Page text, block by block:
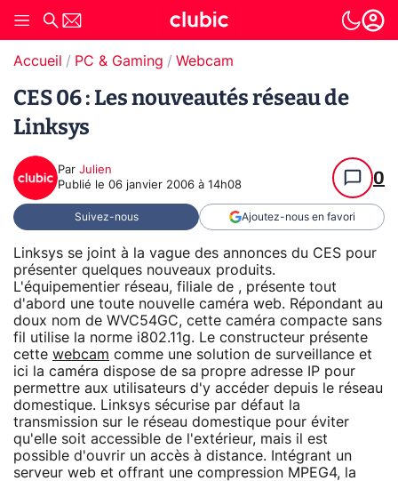
Accueil PC & Gaming Webcam
CES 06 : Les nouveautés réseau de
Linksys
Par Julien
Publié le 06 janvier 2006 à 14h08 0
Suivez-nous Ajoutez-nous en favori
Linksys se joint à la vague des annonces du CES pour
présenter quelques nouveaux produits.
L'équipementier réseau, filiale de , présente tout
d'abord une toute nouvelle caméra web. Répondant au
doux nom de WVC54GC, cette caméra compacte sans
fil utilise la norme i802.11g. Le constructeur présente
cette webcam comme une solution de surveillance et
ici la caméra dispose de sa propre adresse IP pour
permettre aux utilisateurs d'y accéder depuis le réseau
domestique. Linksys sécurise par défaut la
transmission sur le réseau domestique pour éviter
qu'elle soit accessible de l'extérieur, mais il est
possible d'ouvrir un accès à distance. Intégrant un
serveur web et offrant une compression MPEG4, la